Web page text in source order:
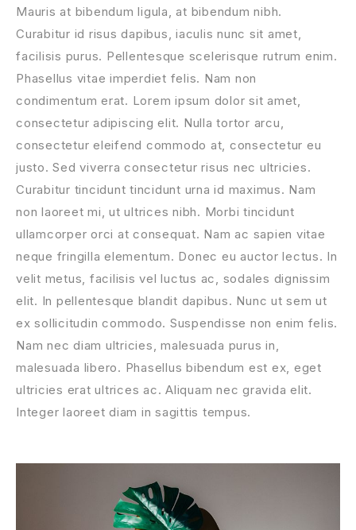
Mauris at bibendum ligula, at bibendum nibh.
Curabitur id risus dapibus, iaculis nunc sit amet,
facilisis purus. Pellentesque scelerisque rutrum enim.
Phasellus vitae imperdiet felis. Nam non
condimentum erat. Lorem ipsum dolor sit amet,
consectetur adipiscing elit. Nulla tortor arcu,
consectetur eleifend commodo at, consectetur eu
justo. Sed viverra consectetur risus nec ultricies.
Curabitur tincidunt tincidunt urna id maximus. Nam
non laoreet mi, ut ultrices nibh. Morbi tincidunt
ullamcorper orci at consequat. Nam ac sapien vitae
neque fringilla elementum. Donec eu auctor lectus. In
velit metus, facilisis vel luctus ac, sodales dignissim
elit. In pellentesque blandit dapibus. Nunc ut sem ut
ex sollicitudin commodo. Suspendisse non enim felis.
Nam nec diam ultricies, malesuada purus in,
malesuada libero. Phasellus bibendum est ex, eget
ultricies erat ultrices ac. Aliquam nec gravida elit.
Integer laoreet diam in sagittis tempus.